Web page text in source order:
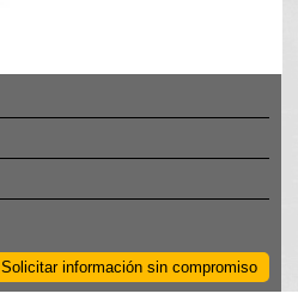
Solicitar información sin compromiso